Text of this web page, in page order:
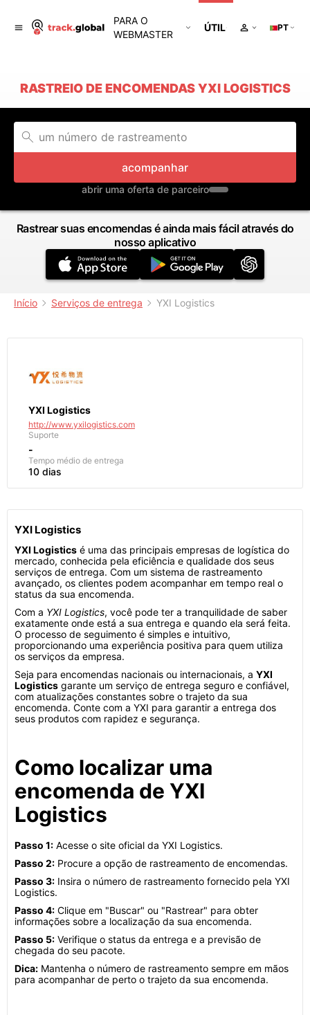
PARA O
WEBMASTER
ÚTIL PT
RASTREIO DE ENCOMENDAS YXI LOGISTICS
acompanhar
abrir uma oferta de parceiro
Rastrear suas encomendas é ainda mais fácil através do
nosso aplicativo
Início Serviços de entrega YXI Logistics
YXI Logistics
http://www.yxilogistics.com
Suporte
-
Tempo médio de entrega
10 dias
YXI Logistics
YXI Logistics é uma das principais empresas de logística do
mercado, conhecida pela eficiência e qualidade dos seus
serviços de entrega. Com um sistema de rastreamento
avançado, os clientes podem acompanhar em tempo real o
status da sua encomenda.
Com a YXI Logistics, você pode ter a tranquilidade de saber
exatamente onde está a sua entrega e quando ela será feita.
O processo de seguimento é simples e intuitivo,
proporcionando uma experiência positiva para quem utiliza
os serviços da empresa.
Seja para encomendas nacionais ou internacionais, a YXI
Logistics garante um serviço de entrega seguro e confiável,
com atualizações constantes sobre o trajeto da sua
encomenda. Conte com a YXI para garantir a entrega dos
seus produtos com rapidez e segurança.
Como localizar uma
encomenda de YXI
Logistics
Passo 1: Acesse o site oficial da YXI Logistics.
Passo 2: Procure a opção de rastreamento de encomendas.
Passo 3: Insira o número de rastreamento fornecido pela YXI
Logistics.
Passo 4: Clique em "Buscar" ou "Rastrear" para obter
informações sobre a localização da sua encomenda.
Passo 5: Verifique o status da entrega e a previsão de
chegada do seu pacote.
Dica: Mantenha o número de rastreamento sempre em mãos
para acompanhar de perto o trajeto da sua encomenda.